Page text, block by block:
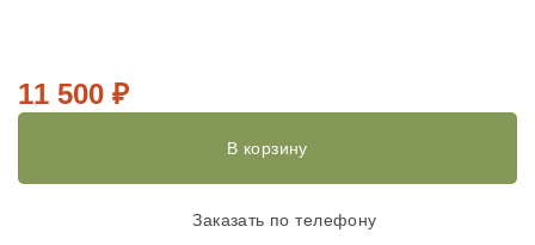
11 500 ₽
В корзину
Заказать по телефону